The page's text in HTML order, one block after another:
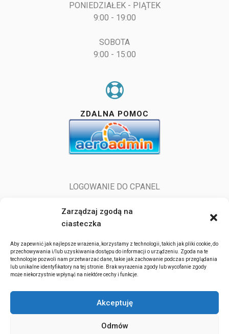
Zarządzaj zgodą na
ciasteczka
Aby zapewnić jak najlepsze wrażenia, korzystamy z technologii, takich jak pliki cookie, do
przechowywania i/lub uzyskiwania dostępu do informacji o urządzeniu. Zgoda na te
technologie pozwoli nam przetwarzać dane, takie jak zachowanie podczas przeglądania
lub unikalne identyfikatory na tej stronie. Brak wyrażenia zgody lub wycofanie zgody
może niekorzystnie wpłynąć na niektóre cechy i funkcje.
Akceptuję
Odmów
PONIEDZIAŁEK - PIĄTEK
9:00 - 19:00
SOBOTA
9:00 - 15:00
ZDALNA POMOC
LOGOWANIE DO CPANEL
LOGOWANIE DO POCZTY
ITserv.pl 2022-2026. All rights reserved.
Działamy na terenie całej Europy, głównie Polski, Słowacji (hovoríme po
większych projektów możemy dojechać w każde miejsce na ziemi.